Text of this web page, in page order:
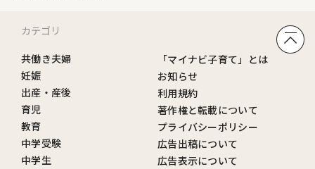
カテゴリ
共働き夫婦
妊娠
出産・産後
育児
教育
中学受験
中学生
「マイナビ子育て」とは
お知らせ
利用規約
著作権と転載について
プライバシーポリシー
広告出稿について
広告表示について